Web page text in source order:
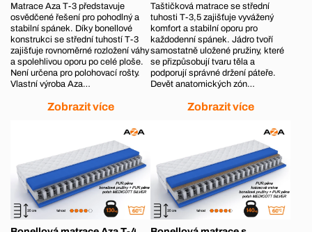
Matrace Aza T-3 představuje
osvědčené řešení pro pohodlný a
stabilní spánek. Díky bonellové
konstrukci se střední tuhostí T-3
zajišťuje rovnoměrné rozložení váhy
a spolehlivou oporu po celé ploše.
Není určena pro polohovací rošty.
Vlastní výroba Aza…
Zobrazit více
Taštičková matrace se střední
tuhosti T-3,5 zajišťuje vyvážený
komfort a stabilní oporu pro
každodenní spánek. Jádro tvoří
samostatně uložené pružiny, které
se přizpůsobují tvaru těla a
podporují správné držení páteře.
Devět anatomických zón…
Zobrazit více